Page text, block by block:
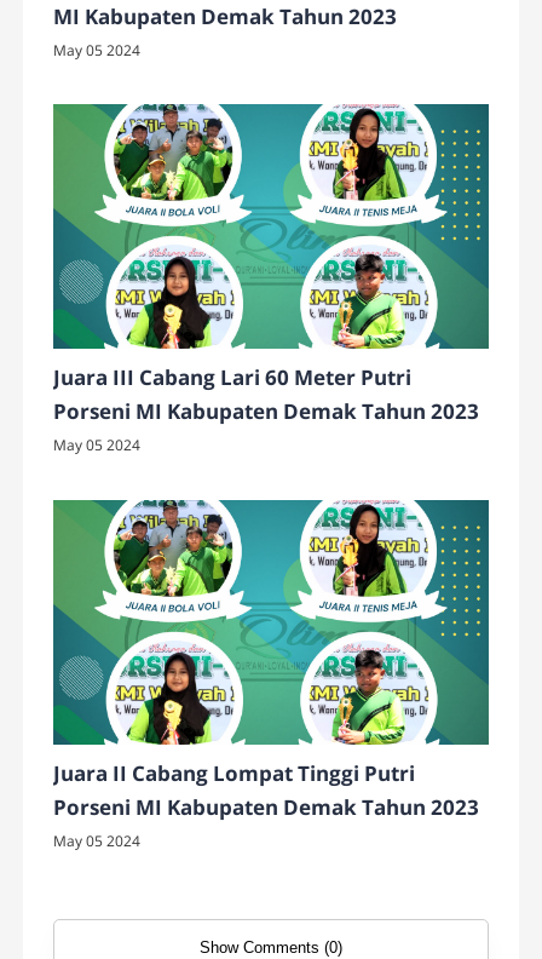
MI Kabupaten Demak Tahun 2023
May 05 2024
Juara III Cabang Lari 60 Meter Putri
Porseni MI Kabupaten Demak Tahun 2023
May 05 2024
Juara II Cabang Lompat Tinggi Putri
Porseni MI Kabupaten Demak Tahun 2023
May 05 2024
Show Comments (0)